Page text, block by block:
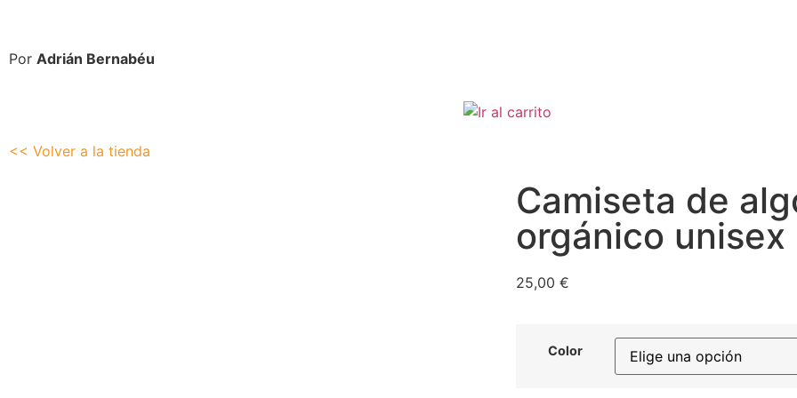
Por Adrián Bernabéu
<< Volver a la tienda
Camiseta de
orgánico unisex
25,00 €
Color